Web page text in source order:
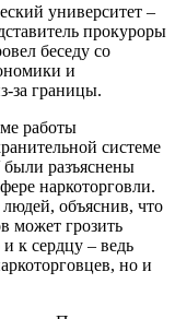
университет –
прокуроры
беседу со
и
за границы.
работы
системе
разъяснены
наркоторговли.
объяснив, что
может грозить
к сердцу – ведь
но и